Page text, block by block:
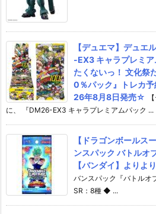
【デュエマ】デュエ
-EX3 キャラプレミア
たくないっ！ 文化祭
0％パック』トレカ
26年8月8日発売☆
に、 『DM26-EX3 キャラプレミアムパック ...
【ドラゴンボールス
ンスパック バトルオ
【バンダイ】より
バンスパック『バトル
SR：8種 ◆ ...